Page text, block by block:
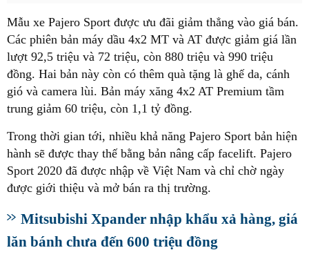
Mẫu xe Pajero Sport được ưu đãi giảm thẳng vào giá bán.
Các phiên bản máy dầu 4x2 MT và AT được giảm giá lần
lượt 92,5 triệu và 72 triệu, còn 880 triệu và 990 triệu
đồng. Hai bản này còn có thêm quà tặng là ghế da, cánh
gió và camera lùi. Bản máy xăng 4x2 AT Premium tầm
trung giảm 60 triệu, còn 1,1 tỷ đồng.
Trong thời gian tới, nhiều khả năng Pajero Sport bản hiện
hành sẽ được thay thế bằng bản nâng cấp facelift. Pajero
Sport 2020 đã được nhập về Việt Nam và chỉ chờ ngày
được giới thiệu và mở bán ra thị trường.
Mitsubishi Xpander nhập khẩu xả hàng, giá
lăn bánh chưa đến 600 triệu đồng